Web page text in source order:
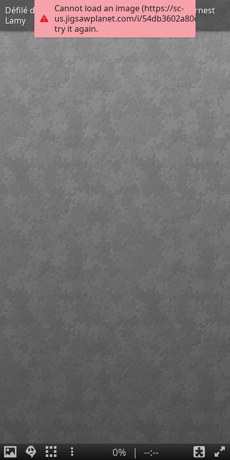
Cannot load an image (https://sc-
us.jigsawplanet.com/i/
try it again.
Défilé de la pierre taillée, dans la vallée d'Aoste, Ernest
Lamy
0% | --:--